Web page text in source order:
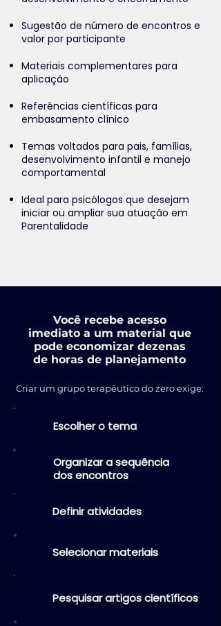
Sugestão de número de encontros e
valor por participante
Materiais complementares para
aplicação
Referências científicas para
embasamento clínico
Temas voltados para pais, famílias,
desenvolvimento infantil e manejo
comportamental
Ideal para psicólogos que desejam
iniciar ou ampliar sua atuação em
Parentalidade
Você recebe acesso
imediato a um material que
pode economizar dezenas
de horas de planejamento
Criar um grupo terapêutico do zero exige:
Escolher o tema
Organizar a sequência
dos encontros
Definir atividades
Selecionar materiais
Pesquisar artigos científicos